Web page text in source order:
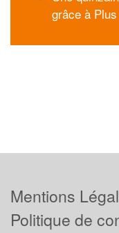
grâce à
Mentions
Politique de